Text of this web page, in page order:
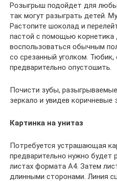
Розыгрыш подойдет для
так могут разыграть детей.
Растопите шоколад и
пастой с помощью
воспользоваться обычным
со срезанный уголком.
предварительно опустошить.
Почисти зубы,
зеркало и увидев коричневые
Картинка на унитаз
Потребуется устрашающая
предварительно нужно будет
листах формата А4. Затем
длинными сторонами. Линия